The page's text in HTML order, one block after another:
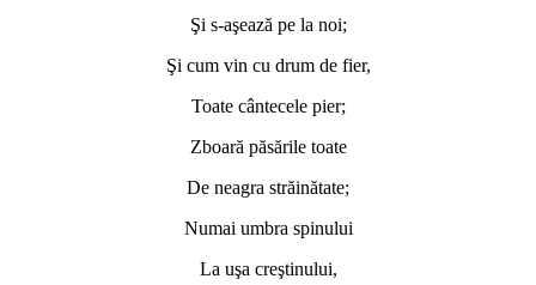
Şi s-aşează pe la noi;
Şi cum vin cu drum de fier,
Toate cântecele pier;
Zboară păsările toate
De neagra străinătate;
Numai umbra spinului
La uşa creştinului,